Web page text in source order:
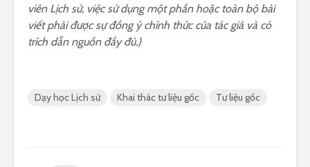
viên Lịch sử, việc sử dụng một phần hoặc toàn bộ bài
viết phải được sự đồng ý chính thức của tác giả và có
trích dẫn nguồn đầy đủ.)
Dạy học Lịch sử Khai thác tư liệu gốc Tư liệu gốc